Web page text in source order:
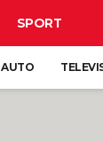
SPORT
AUTO